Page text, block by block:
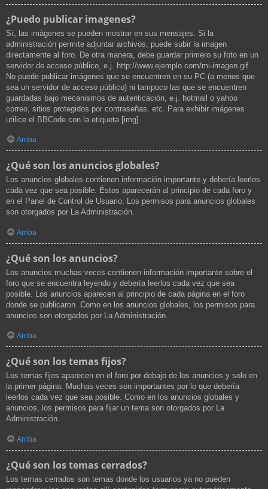
¿Puedo publicar imagenes?
Sí, las imágenes se pueden mostrar en sus mensajes. Si la
administración permite adjuntar archivos, puede subir la imagen
directamente al foro. De otra manera, debe guardar primero su foto en un
servidor de acceso público, e.j. http://www.ejemplo.com/mi-imagen.gif.
No puede publicar imágenes que se encuentren en su PC (a menos que
sea un servidor de acceso público) ni tampoco las que se encuentren
guardadas bajo mecanismos de autenticación, e.j. hotmail o yahoo
correo, sitios protegidos por contraseñas, etc. Para exhibir imágenes
utilice el BBCode con la etiqueta [img].
Arriba
¿Qué son los anuncios globales?
Los anuncios globales contienen información importante y debería leerlos
cada vez que sea posible. Éstos aparecerán al principio de cada foro y
en el Panel de Control de Usuario. Los permisos para anuncios globales
son otorgados por La Administración.
Arriba
¿Qué son los anuncios?
Los anuncios muchas veces contienen información importante sobre el
foro que se encuentra leyendo y debería leerlos cada vez que sea
posible. Los anuncios aparecen al principio de cada página en el foro
donde se publicaron. Como en los anuncios globales, los permisos para
anuncios son otorgados por La Administración.
Arriba
¿Qué son los temas fijos?
Los temas fijos aparecen en el foro por debajo de los anuncios y solo en
la primer página. Muchas veces son importantes por lo que debería
leerlos cada vez que sea posible. Como en los anuncios globales y
anuncios, los permisos para fijar un tema son otorgados por La
Administración.
Arriba
¿Qué son los temas cerrados?
Los temas cerrados son temas donde los usuarios ya no pueden